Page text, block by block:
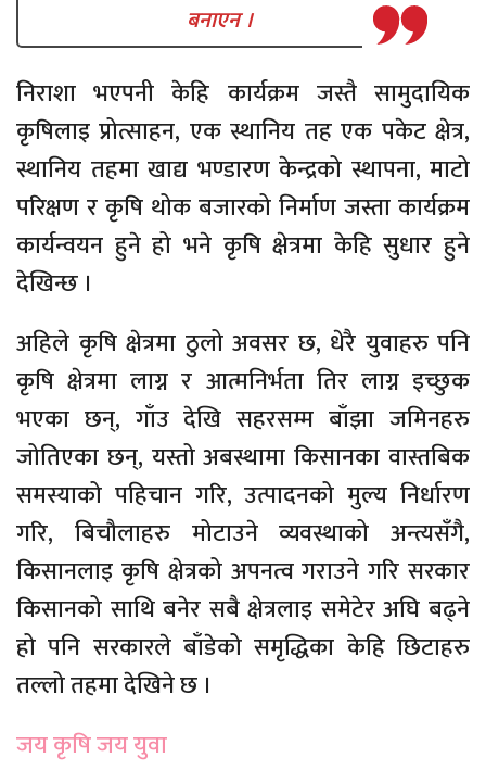
बनाएन ।
निराशा भएपनी केहि कार्यक्रम जस्तै सामुदायिक
कृषिलाइ प्रोत्साहन, एक स्थानिय तह एक पकेट क्षेत्र,
स्थानिय तहमा खाद्य भण्डारण केन्द्रको स्थापना, माटो
परिक्षण र कृषि थोक बजारको निर्माण जस्ता कार्यक्रम
कार्यन्वयन हुने हो भने कृषि क्षेत्रमा केहि सुधार हुने
देखिन्छ ।
अहिले कृषि क्षेत्रमा ठुलो अवसर छ, धेरै युवाहरु पनि
कृषि क्षेत्रमा लाग्न र आत्मनिर्भता तिर लाग्न इच्छुक
भएका छन्, गाँउ देखि सहरसम्म बाँझा जमिनहरु
जोतिएका छन्, यस्तो अबस्थामा किसानका वास्तबिक
समस्याको पहिचान गरि, उत्पादनको मुल्य निर्धारण
गरि, बिचौलाहरु मोटाउने व्यवस्थाको अन्त्यसँगै,
किसानलाइ कृषि क्षेत्रको अपनत्व गराउने गरि सरकार
किसानको साथि बनेर सबै क्षेत्रलाइ समेटेर अघि बढ्ने
हो पनि सरकारले बाँडेको समृद्धिका केहि छिटाहरु
तल्लो तहमा देखिने छ ।
जय कृषि जय युवा